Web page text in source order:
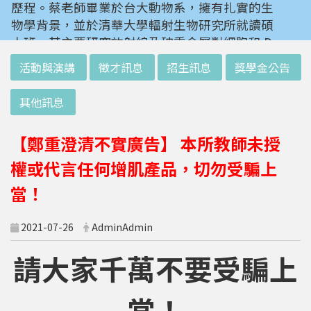
歷程。蔡老師畢業於台大動物系，擁有扎實的生
物學背景，並於清華大學輻射生物研究所就讀碩
士班。其主要研究放射線及砷重金屬對細胞和 D
NA 的傷害及細胞表型的改變。就讀陽明大學博
士班時，選定研究長期暴露於低劑量輻射鋼筋下
對人體的影響，並比較其他國家高劑量暴露下的
不同影響。在美國國家衛生研究院從事博士後研
金屬以及輻射線等對腫瘤細胞的影響，同時有效
率分析以及整合生物晶片所產出之大數據。蔡老
師於1996年回到台灣大學任教後，繼續以生物
晶片搭配生物資訊等為工具，開發專一性生物指
等在精準醫療上的應用。同時，蔡老師運用次世
演化，試圖瞭解癌症復發機制。同時透過次世代
定序解出台灣帝雉全基因體資訊。這樣的訊息是
只能從基因組分析而無法從生態調查得知，在在
活動與演講 徵才訊息 招生訊息 獎學金公告
其他訊息
【鄭重澄清不實廣告】 本所教師未授
權或代言任何增肌產品，切勿受騙上
當！
2021-07-26 AdminAdmin
請大家千萬不要受騙上